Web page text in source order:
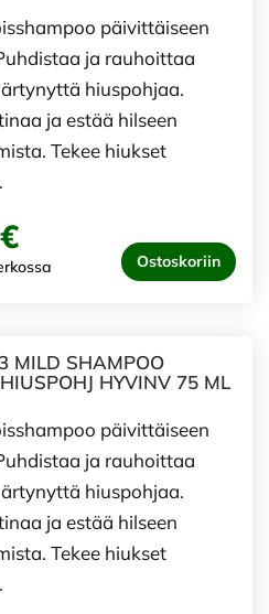
päivittäiseen
ja rauhoittaa
hiuspohjaa.
ja estää hilseen
Tekee hiukset
Ostoskoriin
MILD SHAMPOO
HYVINV 75 ML
päivittäiseen
ja rauhoittaa
hiuspohjaa.
ja estää hilseen
Tekee hiukset